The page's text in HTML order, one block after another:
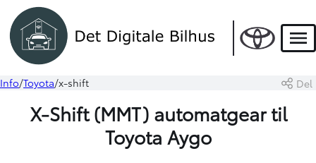
Info Toyota x-shift Del
X-Shift (MMT) automatgear til
Toyota Aygo